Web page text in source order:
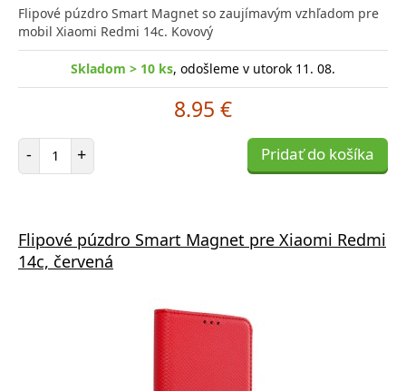
Flipové púzdro Smart Magnet so zaujímavým vzhľadom pre
mobil Xiaomi Redmi 14c. Kovový
Skladom > 10 ks, odošleme v utorok 11. 08.
8.95 €
- Počet položiek
+ Pridať do košíka
Flipové púzdro Smart Magnet pre Xiaomi Redmi
14c, červená